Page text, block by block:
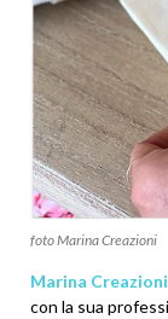
foto Marina Creazioni
Marina Creazioni
con la sua